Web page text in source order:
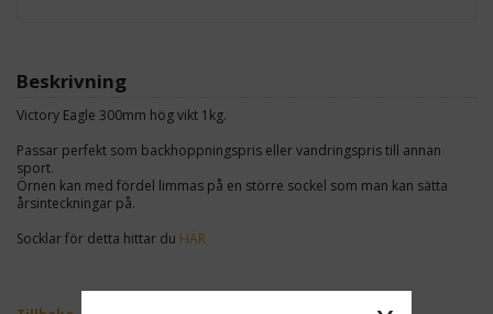
Beskrivning
Victory Eagle 300mm hög vikt 1kg.
Passar perfekt som backhoppningspris eller vandringspris till annan
sport.
Örnen kan med fördel limmas på en större sockel som man kan sätta
årsinteckningar på.
Socklar för detta hittar du HÄR